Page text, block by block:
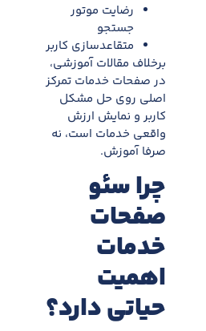
رضایت موتور
جستجو
متقاعدسازی کاربر
برخلاف مقالات آموزشی،
در صفحات خدمات تمرکز
اصلی روی حل مشکل
کاربر و نمایش ارزش
واقعی خدمات است، نه
صرفا آموزش.
چرا سئو
صفحات
خدمات
اهمیت
حیاتی دارد؟